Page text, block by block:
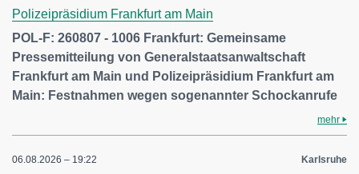
Polizeipräsidium Frankfurt am Main
POL-F: 260807 - 1006 Frankfurt: Gemeinsame
Pressemitteilung von Generalstaatsanwaltschaft
Frankfurt am Main und Polizeipräsidium Frankfurt am
Main: Festnahmen wegen sogenannter Schockanrufe
mehr
06.08.2026 – 19:22 Karlsruhe